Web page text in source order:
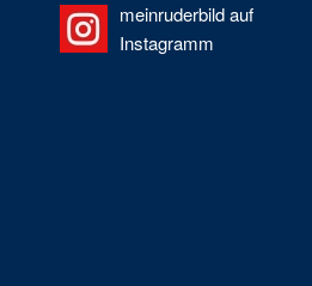
meinruderbild auf
Instagramm